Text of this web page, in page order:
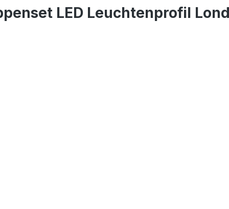
LED Leuchtenprofil